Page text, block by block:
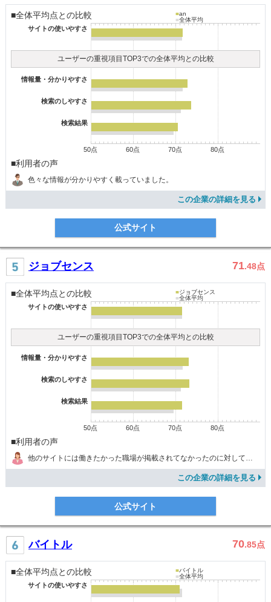
■全体平均点との比較 ■an
■全体平均
サイトの使いやすさ
ユーザーの重視項目TOP3での全体平均との比較
情報量・分かりやすさ
検索のしやすさ
検索結果
50点 60点 70点 80点
■利用者の声
色々な情報が分かりやすく載っていました。
この企業の詳細を見る
公式サイト
ジョブセンス 71.48点
■全体平均点との比較 ■ジョブセンス
■全体平均
サイトの使いやすさ
ユーザーの重視項目TOP3での全体平均との比較
情報量・分かりやすさ
検索のしやすさ
検索結果
50点 60点 70点 80点
■利用者の声
他のサイトには働きたかった職場が掲載されてなかったのに対してジョブセンスにはあったので良かった。
この企業の詳細を見る
公式サイト
バイトル 70.85点
■全体平均点との比較 ■バイトル
■全体平均
サイトの使いやすさ